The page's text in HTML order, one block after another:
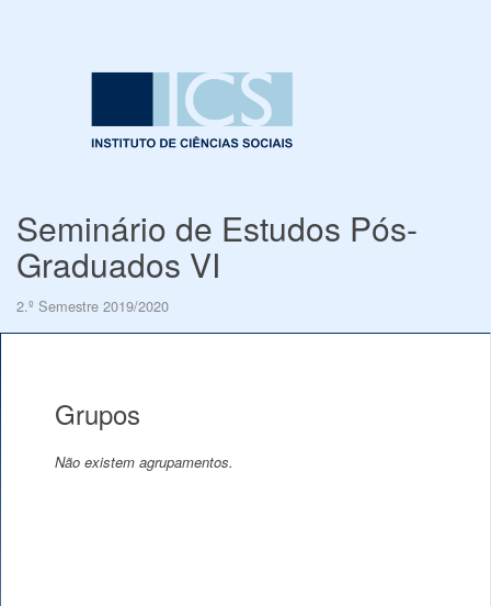
Seminário de Estudos Pós-
Graduados VI
2.º Semestre 2019/2020
Grupos
Não existem agrupamentos.